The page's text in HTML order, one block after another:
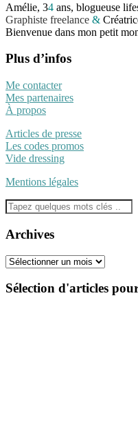
Amélie, 34 ans, blogueuse
Graphiste freelance &
Bienvenue dans mon petit
Plus d’infos
Me contacter
Mes partenaires
À propos
Articles de presse
Les codes promos
Vide dressing
Mentions légales
Archives
Archives
Sélection d'articles